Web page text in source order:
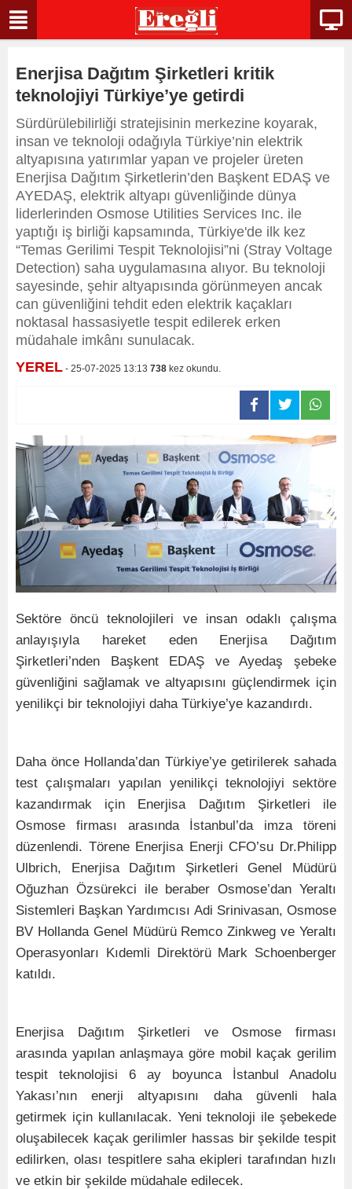
Enerjisa Dağıtım Şirketleri kritik
teknolojiyi Türkiye’ye getirdi
Sürdürülebilirliği stratejisinin merkezine koyarak,
insan ve teknoloji odağıyla Türkiye’nin elektrik
altyapısına yatırımlar yapan ve projeler üreten
Enerjisa Dağıtım Şirketlerin’den Başkent EDAŞ ve
AYEDAŞ, elektrik altyapı güvenliğinde dünya
liderlerinden Osmose Utilities Services Inc. ile
yaptığı iş birliği kapsamında, Türkiye'de ilk kez
“Temas Gerilimi Tespit Teknolojisi”ni (Stray Voltage
Detection) saha uygulamasına alıyor. Bu teknoloji
sayesinde, şehir altyapısında görünmeyen ancak
can güvenliğini tehdit eden elektrik kaçakları
noktasal hassasiyetle tespit edilerek erken
müdahale imkânı sunulacak.
YEREL - 25-07-2025 13:13 738 kez okundu.
Sektöre öncü teknolojileri ve insan odaklı çalışma
anlayışıyla hareket eden Enerjisa Dağıtım
Şirketleri’nden Başkent EDAŞ ve Ayedaş şebeke
güvenliğini sağlamak ve altyapısını güçlendirmek için
yenilikçi bir teknolojiyi daha Türkiye’ye kazandırdı.
Daha önce Hollanda’dan Türkiye’ye getirilerek sahada
test çalışmaları yapılan yenilikçi teknolojiyi sektöre
kazandırmak için Enerjisa Dağıtım Şirketleri ile
Osmose firması arasında İstanbul’da imza töreni
düzenlendi. Törene Enerjisa Enerji CFO’su Dr.Philipp
Ulbrich, Enerjisa Dağıtım Şirketleri Genel Müdürü
Oğuzhan Özsürekci ile beraber Osmose’dan Yeraltı
Sistemleri Başkan Yardımcısı Adi Srinivasan, Osmose
BV Hollanda Genel Müdürü Remco Zinkweg ve Yeraltı
Operasyonları Kıdemli Direktörü Mark Schoenberger
katıldı.
Enerjisa Dağıtım Şirketleri ve Osmose firması
arasında yapılan anlaşmaya göre mobil kaçak gerilim
tespit teknolojisi 6 ay boyunca İstanbul Anadolu
Yakası’nın enerji altyapısını daha güvenli hala
getirmek için kullanılacak. Yeni teknoloji ile şebekede
oluşabilecek kaçak gerilimler hassas bir şekilde tespit
edilirken, olası tespitlere saha ekipleri tarafından hızlı
ve etkin bir şekilde müdahale edilecek.